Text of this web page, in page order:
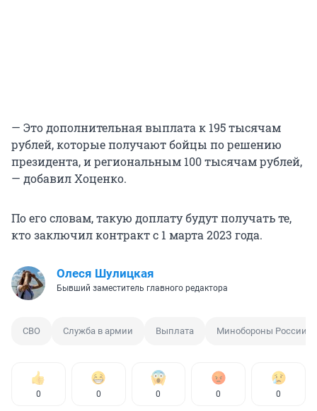
— Это дополнительная выплата к 195 тысячам
рублей, которые получают бойцы по решению
президента, и региональным 100 тысячам рублей,
— добавил Хоценко.
По его словам, такую доплату будут получать те,
кто заключил контракт с 1 марта 2023 года.
Олеся Шулицкая
Бывший заместитель главного редактора
СВО Служба в армии Выплата Минобороны России
0 0 0 0 0